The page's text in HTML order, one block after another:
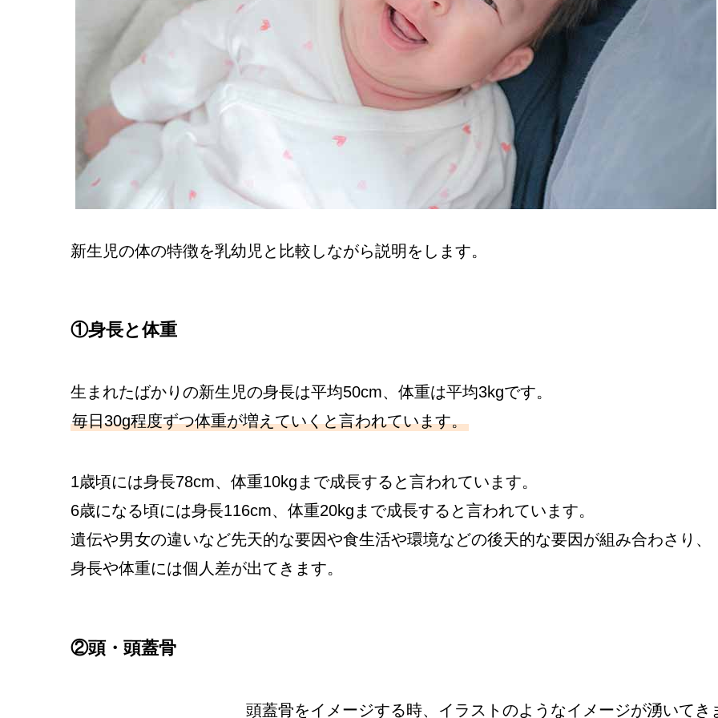
新生児の体の特徴を乳幼児と比較しながら説明をします。
①身長と体重
生まれたばかりの新生児の身長は平均50cm、体重は平均3kgです。
毎日30g程度ずつ体重が増えていくと言われています。
1歳頃には身長78cm、体重10kgまで成長すると言われています。
6歳になる頃には身長116cm、体重20kgまで成長すると言われています。
遺伝や男女の違いなど先天的な要因や食生活や環境などの後天的な要因が組み合わさり、
身長や体重には個人差が出てきます。
②頭・頭蓋骨
頭蓋骨をイメージする時、イラストのようなイメージが湧いてき